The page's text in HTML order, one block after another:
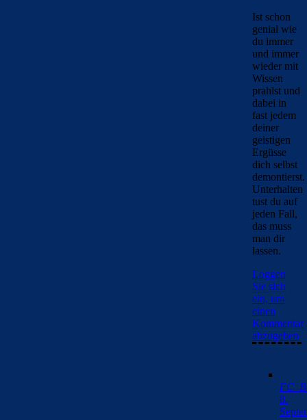
Ist schon
genial wie
du immer
und immer
wieder mit
Wissen
prahlst und
dabei in
fast jedem
deiner
geistigen
Ergüsse
dich selbst
demontierst.
Unterhalten
tust du auf
jeden Fall,
das muss
man dir
lassen.
Loggen
Sie sich
ein, um
einen
Kommentar
abzugeben
8.